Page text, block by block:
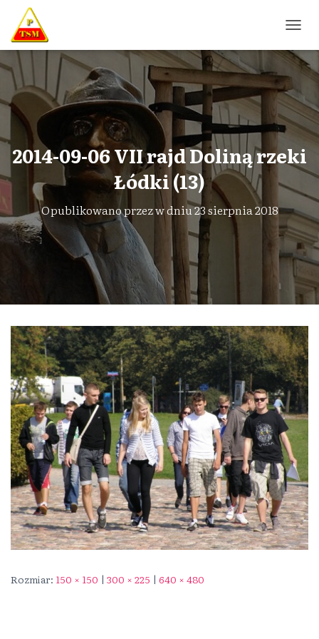
R
Z
Ł
Ą
C
A
W
G
A
C
J
Ę
2014-09-06 VII rajd Doliną rzeki
Łódki (13)
Opublikowano przezw dniu23 sierpnia 2018
Rozmiar: 150 × 150 | 300 × 225 | 640 × 480